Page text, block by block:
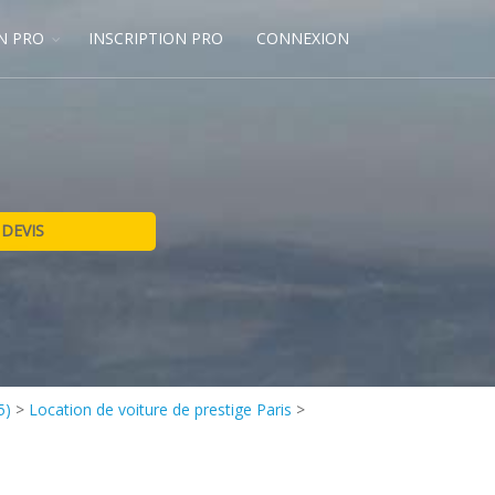
PRO INSCRIPTION PRO CONNEXION
> Location de voiture de prestige Paris >